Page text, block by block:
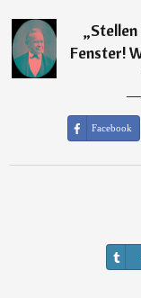
„
Fenster!
Facebook